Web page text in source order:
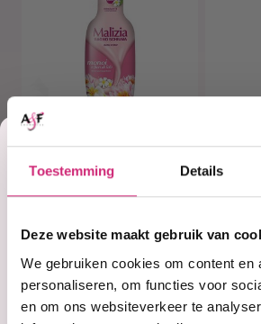
Toestemming Details
Deze website maakt gebruik van
We gebruiken cookies om content en
personaliseren, om functies voor
en om ons websiteverkeer te
Op voorraad
Malizia Bath
Foam Monoi e
€5,99 €5,99
op je
eerste